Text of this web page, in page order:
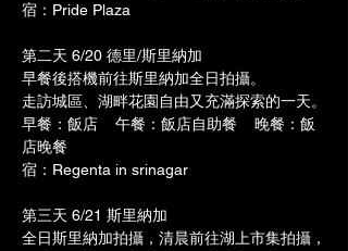
宿：Pride Plaza
第二天 6/20 德里/斯里納加
早餐後搭機前往斯里納加全日拍攝。
走訪城區、湖畔花園自由又充滿探索的一天。
早餐：飯店    午餐：飯店自助餐    晚餐：飯
店晚餐
宿：Regenta in srinagar
第三天 6/21 斯里納加
全日斯里納加拍攝，清晨前往湖上市集拍攝，